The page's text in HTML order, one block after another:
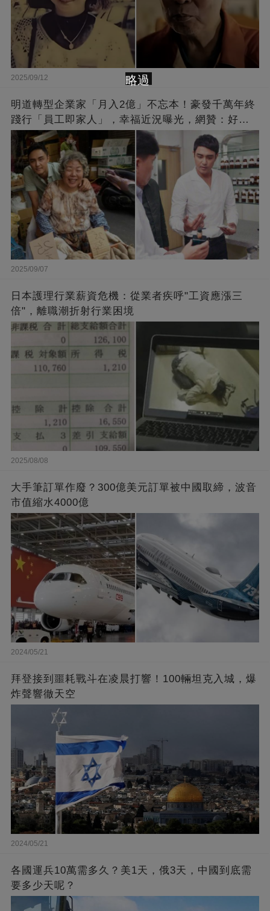
2025/09/12
明道轉型企業家「月入2億」不忘本！豪發千萬年終
踐行「員工即家人」，幸福近況曝光，網贊：好老
闆的福報
2025/09/07
日本護理行業薪資危機：從業者疾呼"工資應漲三
倍"，離職潮折射行業困境
2025/08/08
大手筆訂單作廢？300億美元訂單被中國取締，波音
市值縮水4000億
2024/05/21
拜登接到噩耗戰斗在凌晨打響！100輛坦克入城，爆
炸聲響徹天空
2024/05/21
各國運兵10萬需多久？美1天，俄3天，中國到底需
要多少天呢？
略過